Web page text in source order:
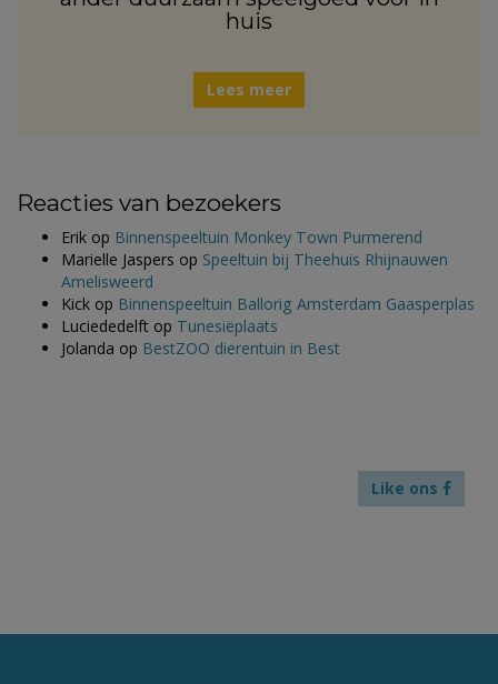
huis
Lees meer
Reacties van bezoekers
Erik op Binnenspeeltuin Monkey Town Purmerend
Marielle Jaspers op Speeltuin bij Theehuis Rhijnauwen
Amelisweerd
Kick op Binnenspeeltuin Ballorig Amsterdam Gaasperplas
Luciededelft op Tunesiëplaats
Jolanda op BestZOO dierentuin in Best
Like ons